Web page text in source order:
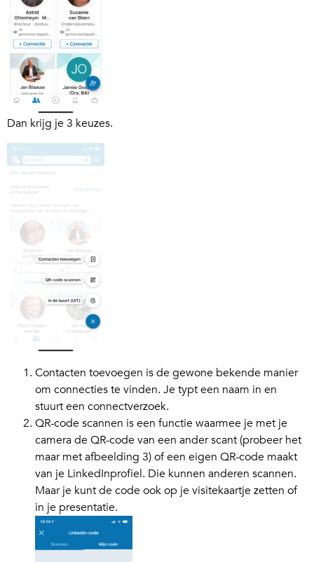
Dan krijg je 3 keuzes.
Contacten toevoegen is de gewone bekende manier
om connecties te vinden. Je typt een naam in en
stuurt een connectverzoek.
QR-code scannen is een functie waarmee je met je
camera de QR-code van een ander scant (probeer het
maar met afbeelding 3) of een eigen QR-code maakt
van je LinkedInprofiel. Die kunnen anderen scannen.
Maar je kunt de code ook op je visitekaartje zetten of
in je presentatie.